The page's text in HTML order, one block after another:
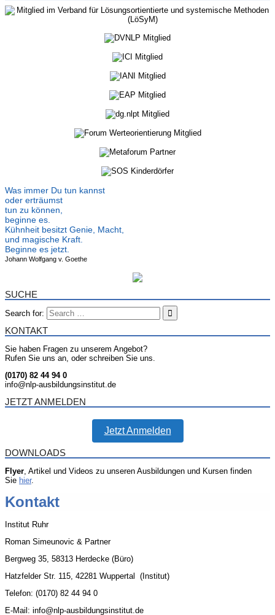
Was immer Du tun kannst
oder erträumst
tun zu können,
beginne es.
Kühnheit besitzt Genie, Macht,
und magische Kraft.
Beginne es jetzt.
Johann Wolfgang v. Goethe
SUCHE
Search for:
KONTAKT
Sie haben Fragen zu unserem Angebot?
Rufen Sie uns an, oder schreiben Sie uns.
(0170) 82 44 94 0
info@nlp-ausbildungsinstitut.de
JETZT ANMELDEN
Jetzt Anmelden
DOWNLOADS
Flyer , Artikel und Videos zu unseren Ausbildungen und Kursen finden
Sie hier.
Kontakt
Institut Ruhr
Roman Simeunovic & Partner
Bergweg 35, 58313 Herdecke (Büro)
Hatzfelder Str. 115, 42281 Wuppertal (Institut)
Telefon: (0170) 82 44 94 0
E-Mail: info@nlp-ausbildungsinstitut.de